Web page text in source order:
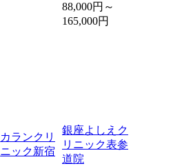
88,000円～
165,000円
カランクリ
ニック新宿
銀座よしえク
リニック表参
道院